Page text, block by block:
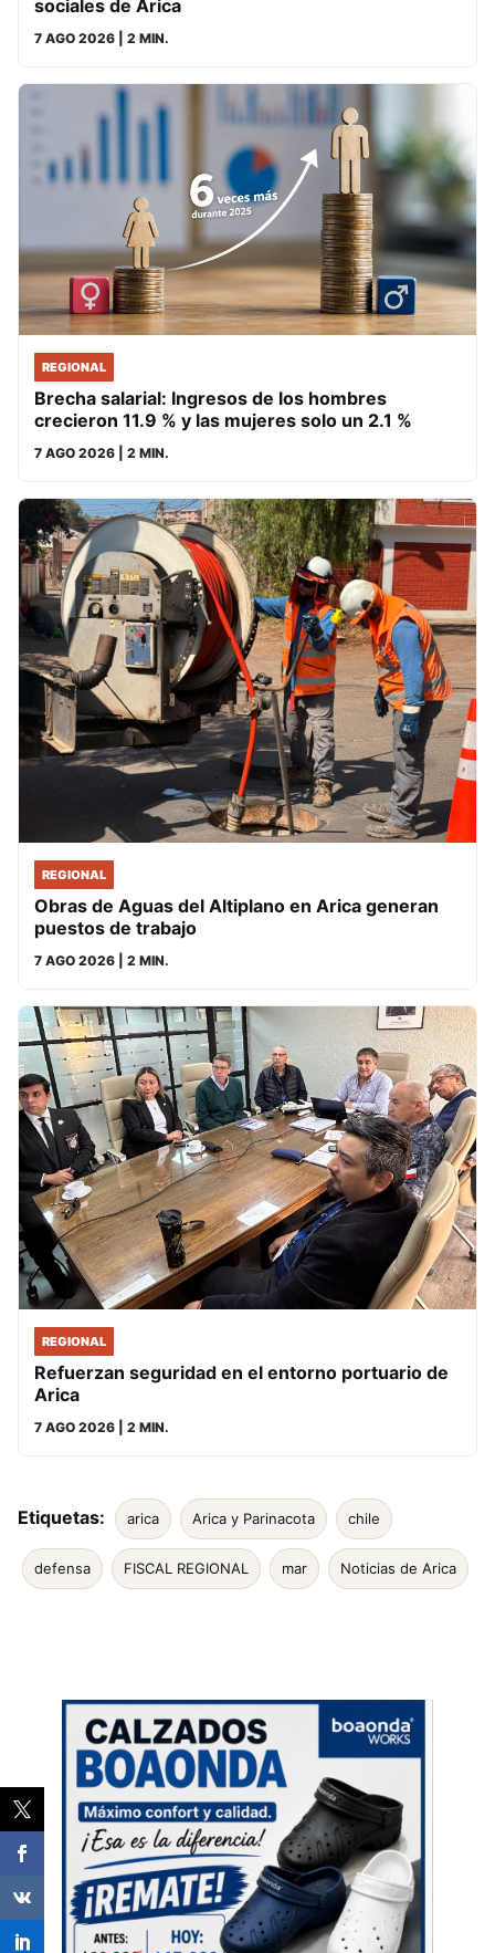
sociales de Arica
7 AGO 2026 | 2 MIN.
REGIONAL
Brecha salarial: Ingresos de los hombres
crecieron 11.9 % y las mujeres solo un 2.1 %
7 AGO 2026 | 2 MIN.
REGIONAL
Obras de Aguas del Altiplano en Arica generan
puestos de trabajo
7 AGO 2026 | 2 MIN.
REGIONAL
Refuerzan seguridad en el entorno portuario de
Arica
7 AGO 2026 | 2 MIN.
Etiquetas: arica Arica y Parinacota chile
defensa FISCAL REGIONAL mar Noticias de Arica